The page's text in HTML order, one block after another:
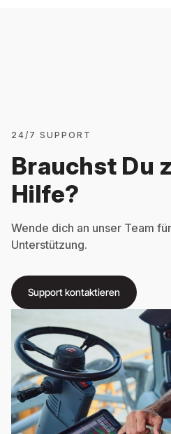
24/7 SUPPORT
Brauchst Du
Hilfe?
Wende dich an unser Team
Unterstützung.
Support kontaktieren